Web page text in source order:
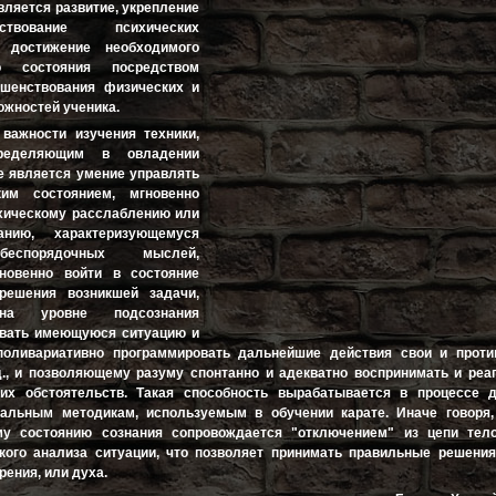
развитие, укрепление
психических
необходимого
состояния посредством
физических и
ученика.
изучения техники,
в овладении
является умение управлять
состоянием, мгновенно
расслаблению или
характеризующемуся
мыслей,
войти в состояние
возникшей задачи,
уровне подсознания
имеющуюся ситуацию и
программировать дальнейшие действия свои и
и позволяющему разуму спонтанно и адекватно воспринимать и
обстоятельств. Такая способность вырабатывается в процессе
методикам, используемым в обучении карате. Иначе
состоянию сознания сопровождается "отключением" из цепи
анализа ситуации, что позволяет принимать правильные
или духа.